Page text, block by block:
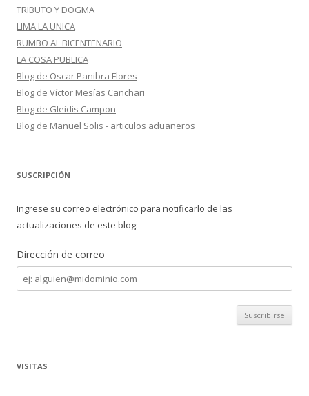
TRIBUTO Y DOGMA
LIMA LA UNICA
RUMBO AL BICENTENARIO
LA COSA PUBLICA
Blog de Oscar Panibra Flores
Blog de Víctor Mesías Canchari
Blog de Gleidis Campon
Blog de Manuel Solis - articulos aduaneros
SUSCRIPCIÓN
Ingrese su correo electrónico para notificarlo de las
actualizaciones de este blog:
Dirección de correo
Dirección
de
correo
VISITAS